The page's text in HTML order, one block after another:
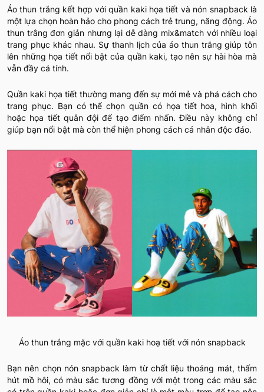
Áo thun trắng kết hợp với quần kaki họa tiết và nón snapback là
một lựa chọn hoàn hảo cho phong cách trẻ trung, năng động. Áo
thun trắng đơn giản nhưng lại dễ dàng mix&match với nhiều loại
trang phục khác nhau. Sự thanh lịch của áo thun trắng giúp tôn
lên những họa tiết nổi bật của quần kaki, tạo nên sự hài hòa mà
vẫn đầy cá tính.
Quần kaki họa tiết thường mang đến sự mới mẻ và phá cách cho
trang phục. Bạn có thể chọn quần có họa tiết hoa, hình khối
hoặc họa tiết quân đội để tạo điểm nhấn. Điều này không chỉ
giúp bạn nổi bật mà còn thể hiện phong cách cá nhân độc đáo.
Áo thun trắng mặc với quần kaki hoạ tiết với nón snapback
Bạn nên chọn nón snapback làm từ chất liệu thoáng mát, thấm
hút mồ hôi, có màu sắc tương đồng với một trong các màu sắc